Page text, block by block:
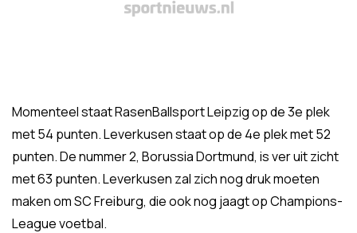
Momenteel staat RasenBallsport Leipzig op de 3e plek
met 54 punten. Leverkusen staat op de 4e plek met 52
punten. De nummer 2, Borussia Dortmund, is ver uit zicht
met 63 punten. Leverkusen zal zich nog druk moeten
maken om SC Freiburg, die ook nog jaagt op Champions-
League voetbal.